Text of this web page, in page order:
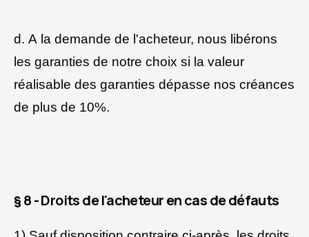
d. A la demande de l'acheteur, nous libérons
les garanties de notre choix si la valeur
réalisable des garanties dépasse nos créances
de plus de 10%.
§ 8 - Droits de l'acheteur en cas de défauts